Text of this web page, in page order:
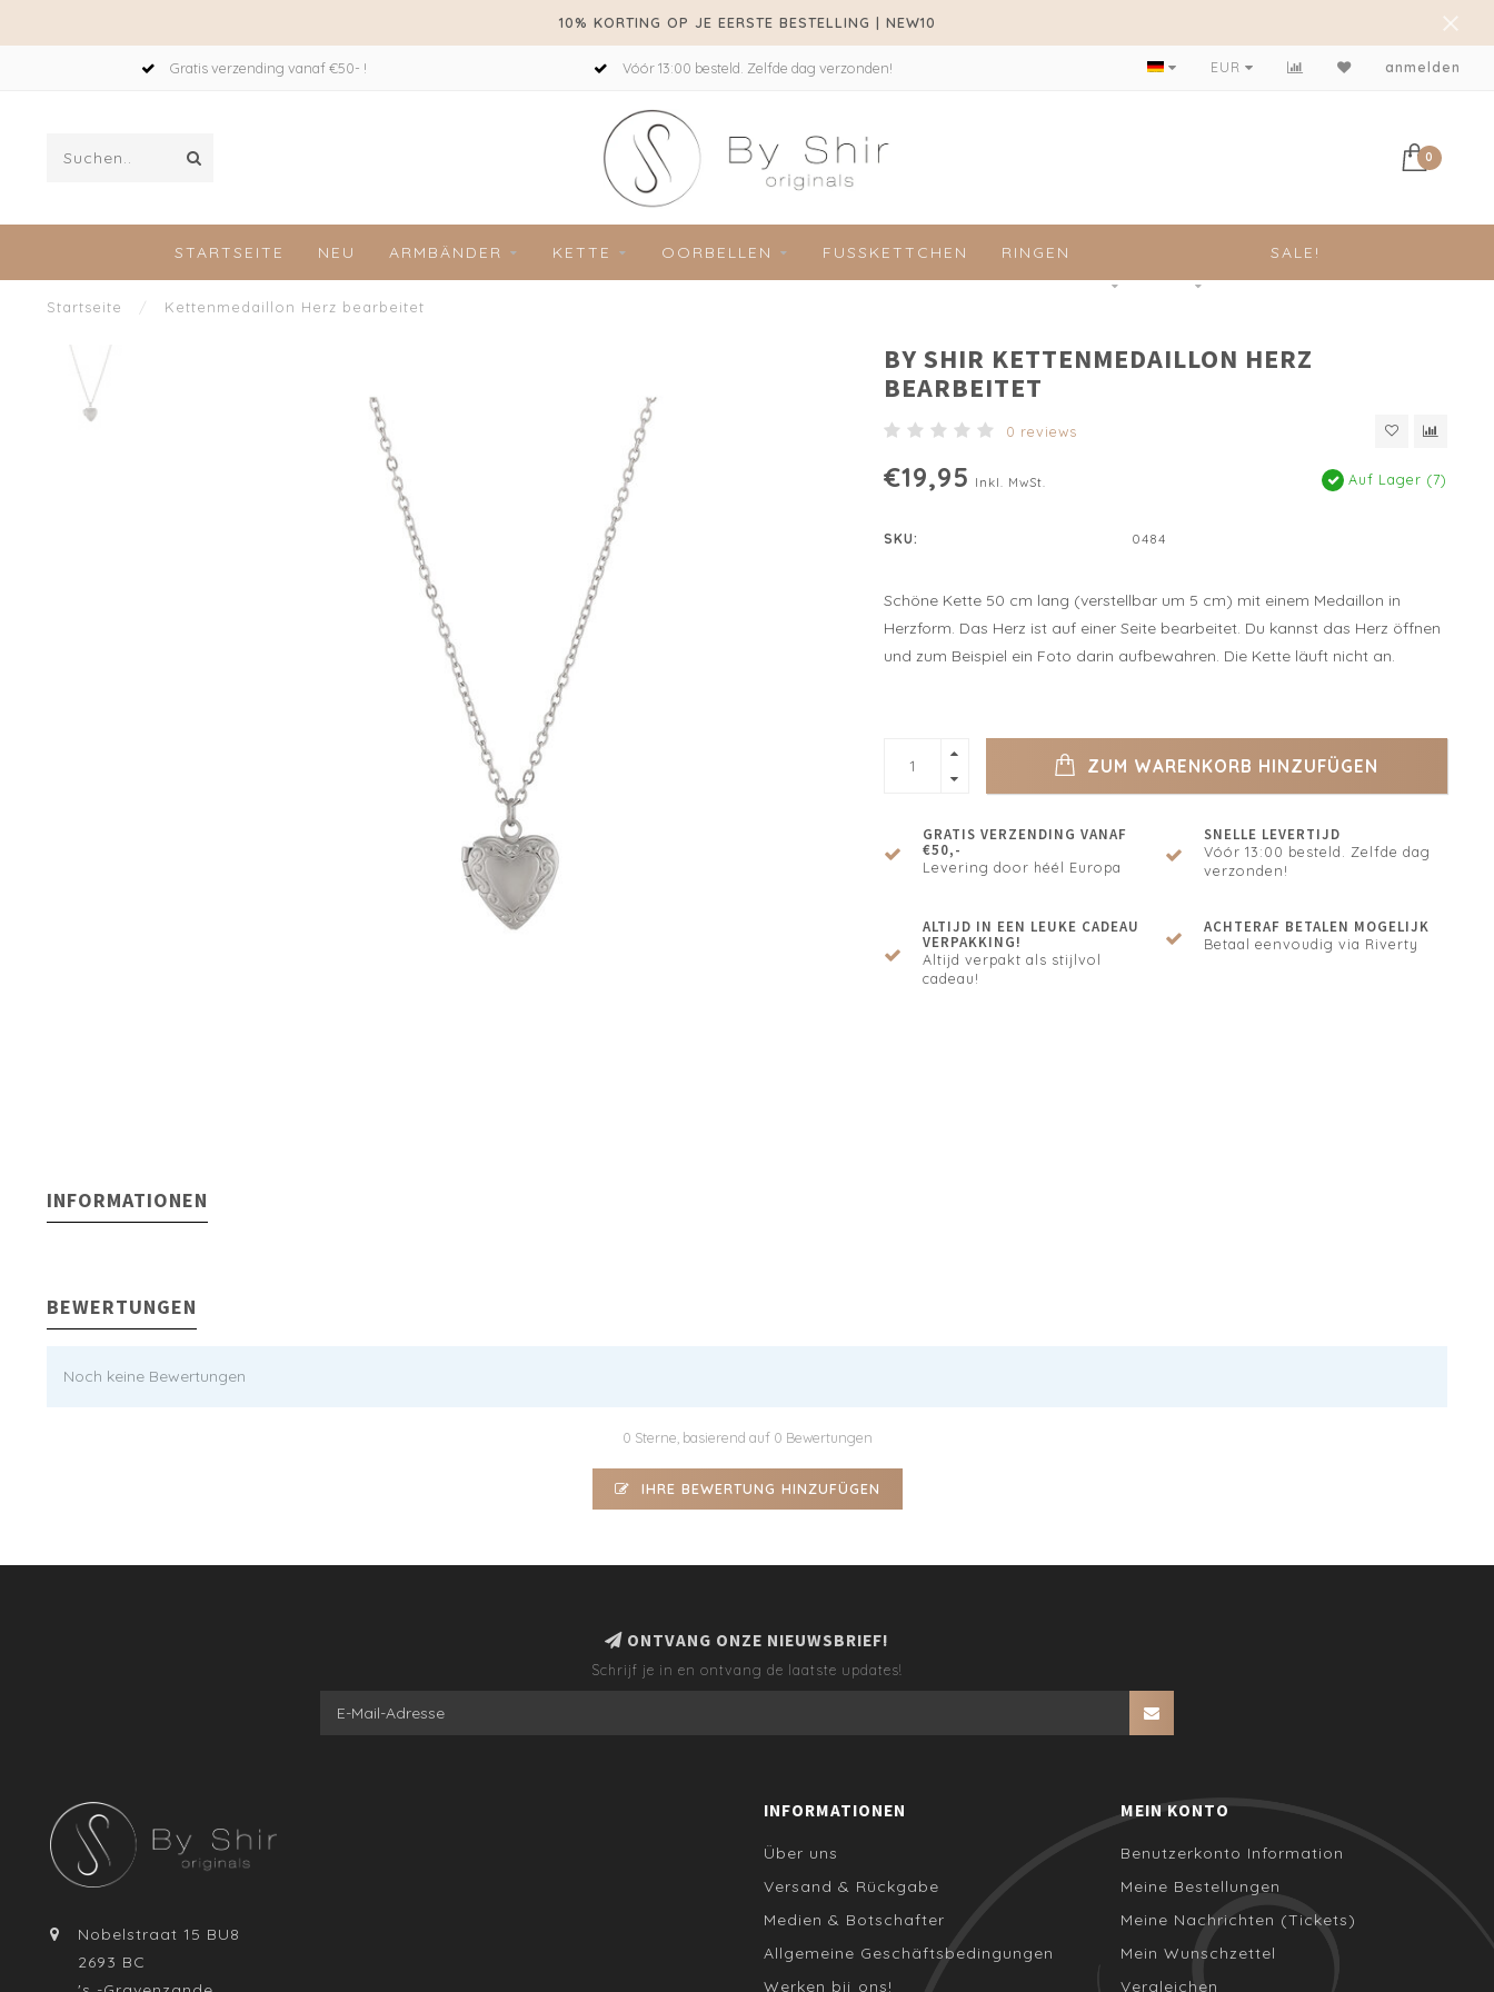
10% KORTING OP JE EERSTE BESTELLING | NEW10
Gratis verzending vanaf €50- ! Vóór 13:00 besteld. Zelfde dag verzonden! EUR anmelden
0
STARTSEITE NEU ARMBÄNDER KETTE OORBELLEN FUSSKETTCHEN RINGEN SALE!
Startseite / Kettenmedaillon Herz bearbeitet
BY SHIR KETTENMEDAILLON HERZ
BEARBEITET
0 reviews
€19,95 Inkl. MwSt. Auf Lager (7)
SKU: 0484
Schöne Kette 50 cm lang (verstellbar um 5 cm) mit einem Medaillon in
Herzform. Das Herz ist auf einer Seite bearbeitet. Du kannst das Herz öffnen
und zum Beispiel ein Foto darin aufbewahren. Die Kette läuft nicht an.
ZUM WARENKORB HINZUFÜGEN
GRATIS VERZENDING VANAF
€50,-
Levering door héél Europa
SNELLE LEVERTIJD
Vóór 13:00 besteld. Zelfde dag
verzonden!
ALTIJD IN EEN LEUKE CADEAU
VERPAKKING!
Altijd verpakt als stijlvol
cadeau!
ACHTERAF BETALEN MOGELIJK
Betaal eenvoudig via Riverty
INFORMATIONEN
BEWERTUNGEN
Noch keine Bewertungen
0 Sterne, basierend auf 0 Bewertungen
IHRE BEWERTUNG HINZUFÜGEN
ONTVANG ONZE NIEUWSBRIEF!
Schrijf je in en ontvang de laatste updates!
Nobelstraat 15 BU8
2693 BC
INFORMATIONEN
Über uns
Versand & Rückgabe
Medien & Botschafter
Allgemeine Geschäftsbedingungen
Werken bij ons!
MEIN KONTO
Benutzerkonto Information
Meine Bestellungen
Meine Nachrichten (Tickets)
Mein Wunschzettel
Vergleichen